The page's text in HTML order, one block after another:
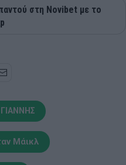
στη Novibet με το
Μάικλ